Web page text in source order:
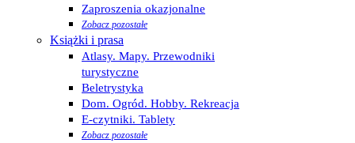
Zaproszenia okazjonalne
Zobacz pozostałe
Książki i prasa
Atlasy. Mapy. Przewodniki
turystyczne
Beletrystyka
Dom. Ogród. Hobby. Rekreacja
E-czytniki. Tablety
Zobacz pozostałe